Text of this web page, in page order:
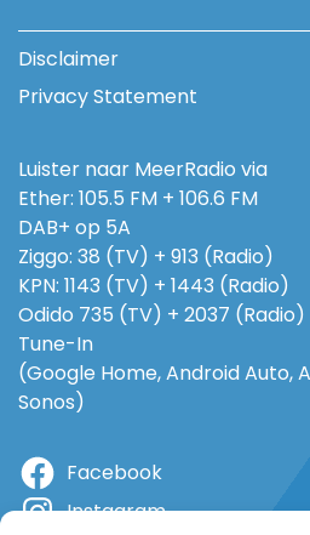
Disclaimer
Privacy Statement
Luister naar MeerRadio via
Ether: 105.5 FM + 106.6 FM
DAB+ op 5A
Ziggo: 38 (TV) + 913 (Radio)
KPN: 1143 (TV) + 1443 (Radio)
Odido 735 (TV) + 2037 (Radio)
Tune-In
(Google Home, Android Auto,
Sonos)
Facebook
Instagram